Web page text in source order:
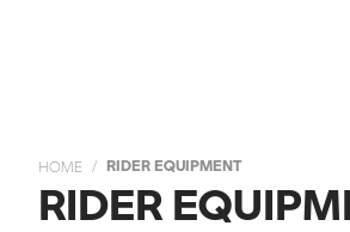
RIDER EQUIPMENT
RIDER